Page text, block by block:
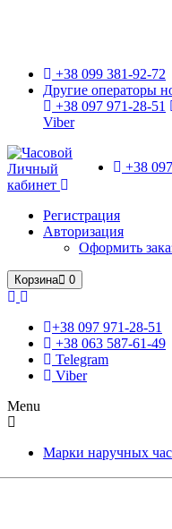
+38 099 381-92-72
Другие операторы
+38 097 971-28-51
Viber
+38
Личный
кабинет
Регистрация
Авторизация
Оформить
Корзина 0
+38 097 971-28-51
+38 063 587-61-49
Telegram
Viber
Menu
Марки наручных